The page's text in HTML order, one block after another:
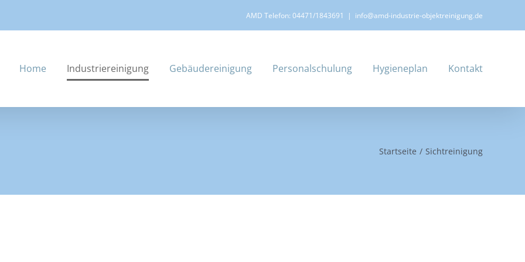
AMD Telefon: 04471/1843691 | info@amd-industrie-objektreinigung.de
Home Industriereinigung Gebäudereinigung Personalschulung Hygieneplan Kontakt
Startseite Sichtreinigung